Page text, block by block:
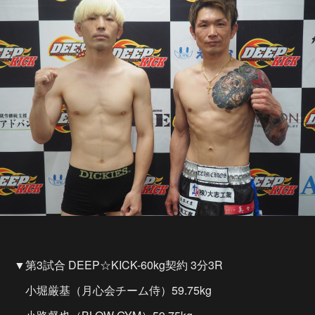
▼第3試合 DEEP☆KICK-60kg契約 3分3R
小堀厳基（月心会チーム侍）59.75kg